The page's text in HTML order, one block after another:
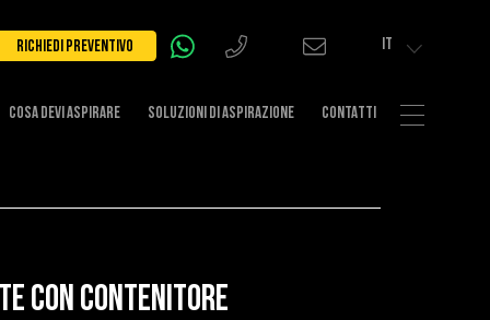
RICHIEDI PREVENTIVO IT
COSA DEVI ASPIRARE SOLUZIONI DI ASPIRAZIONE CONTATTI
Con Contenitore